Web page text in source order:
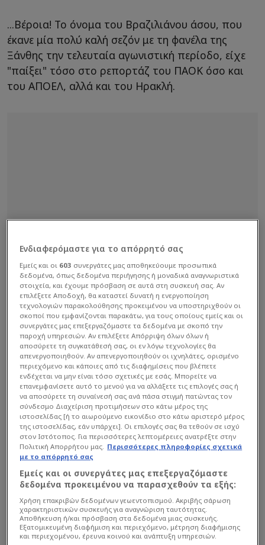
...Βέροια! Το όνομα του Βραζιλιάνου άσου, που
έκανε μία πολύ καλή σεζόν με τη φανέλα της
Ξάνθης την τελευταία αγωνιστική περίοδο, είχε
"παίξει" τόσο στο ρεπορτάζ του ΠΑΟΚ όσο και
του ΑΠΟΕΛ, αλλά και του Ηρακλή.
Σημερινά ρεπορτάζ αναφέρουν ότι είναι πιθανό
να συνεχίσει την καριέρα του στη Βέροια, από
την οποία έχει πρόταση και δεν είναι αρνητικός
στο ενδεχόμενο να την αποδεχτεί.
Ενδιαφερόμαστε για το απόρρητό σας
Εμείς και οι 603 συνεργάτες μας αποθηκεύουμε προσωπικά
δεδομένα, όπως δεδομένα περιήγησης ή μοναδικά αναγνωριστικά
στοιχεία, και έχουμε πρόσβαση σε αυτά στη συσκευή σας. Αν
επιλέξετε Αποδοχή, θα καταστεί δυνατή η ενεργοποίηση
τεχνολογιών παρακολούθησης προκειμένου να υποστηριχθούν οι
σκοποί που εμφανίζονται παρακάτω, για τους οποίους εμείς και οι
συνεργάτες μας επεξεργαζόμαστε τα δεδομένα με σκοπό την
παροχή υπηρεσιών. Αν επιλέξετε Απόρριψη όλων όλων ή
αποσύρετε τη συγκατάθεσή σας, οι εν λόγω τεχνολογίες θα
απενεργοποιηθούν. Αν απενεργοποιηθούν οι ιχνηλάτες, ορισμένο
περιεχόμενο και κάποιες από τις διαφημίσεις που βλέπετε
ενδέχεται να μην είναι τόσο σχετικές με εσάς. Μπορείτε να
επανεμφανίσετε αυτό το μενού για να αλλάξετε τις επιλογές σας ή
να αποσύρετε τη συναίνεσή σας ανά πάσα στιγμή πατώντας τον
σύνδεσμο Διαχείριση προτιμήσεων στο κάτω μέρος της
ιστοσελίδας [ή το αιωρούμενο εικονίδιο στο κάτω αριστερό μέρος
της ιστοσελίδας, εάν υπάρχει]. Οι επιλογές σας θα τεθούν σε ισχύ
στον Ιστότοπος. Για περισσότερες λεπτομέρειες ανατρέξτε στην
Πολιτική Απορρήτου μας. Περισσότερες πληροφορίες σχετικά
με το απόρρητό σας
Εμείς και οι συνεργάτες μας επεξεργαζόμαστε
δεδομένα προκειμένου να παρασχεθούν τα εξής:
Χρήση επακριβών δεδομένων γεωεντοπισμού. Ακριβής σάρωση
χαρακτηριστικών συσκευής για αναγνώριση ταυτότητας.
Αποθήκευση ή/και πρόσβαση στα δεδομένα μιας συσκευής.
Εξατομικευμένη διαφήμιση και περιεχόμενο, μέτρηση διαφήμισης
και περιεχομένου, έρευνα κοινού και ανάπτυξη υπηρεσιών.